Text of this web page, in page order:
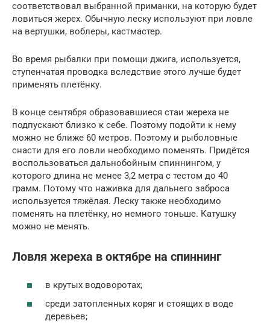
соответствовал выбранной приманки, на которую будет
ловиться жерех. Обычную леску используют при ловле
на вертушки, воблеры, кастмастер.
Во время рыбалки при помощи джига, используется,
ступенчатая проводка вследствие этого лучше будет
применять плетёнку.
В конце сентября образовавшиеся стаи жереха не
подпускают близко к себе. Поэтому подойти к нему
можно не ближе 60 метров. Поэтому и рыболовные
снасти для его ловли необходимо поменять. Придётся
воспользоваться дальнобойным спиннингом, у
которого длина не менее 3,2 метра с тестом до 40
грамм. Потому что наживка для дальнего заброса
используется тяжёлая. Леску также необходимо
поменять на плетёнку, но немного тоньше. Катушку
можно не менять.
Ловля жереха в октябре на спиннинг
в крутых водоворотах;
среди затопленных коряг и стоящих в воде
деревьев;